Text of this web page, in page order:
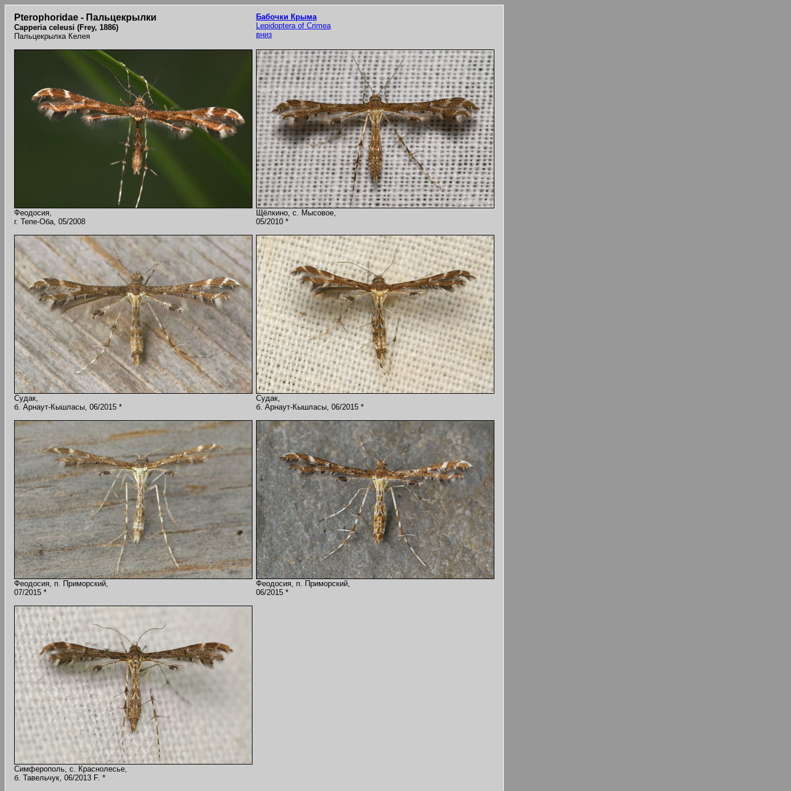
Pterophoridae - Пальцекрылки
Capperia celeusi (Frey, 1886)
Пальцекрылка Келея
Бабочки Крыма
Lepidoptera of Crimea
вниз
Феодосия,
г. Тепе-Оба, 05/2008
Щёлкино, с. Мысовое,
05/2010 *
Судак,
б. Арнаут-Кышласы, 06/2015 *
Судак,
б. Арнаут-Кышласы, 06/2015 *
Феодосия, п. Приморский,
07/2015 *
Феодосия, п. Приморский,
06/2015 *
Симферополь, с. Краснолесье,
б. Тавельчук, 06/2013 F. *